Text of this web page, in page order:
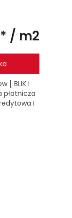
/ m2
[ BLIK I
płatnicza
I